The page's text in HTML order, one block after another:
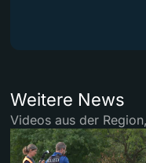
Weitere News
Videos aus der